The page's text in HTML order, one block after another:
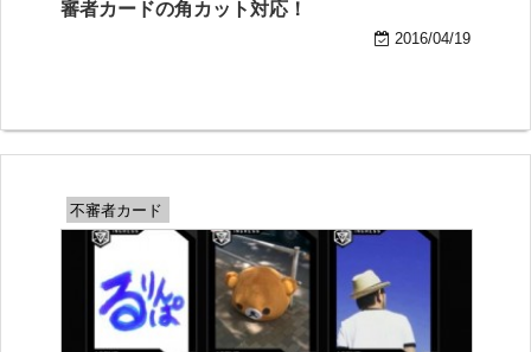
審者カードの角カット対応！
2016/04/19
不審者カード